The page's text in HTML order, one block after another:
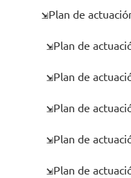
⇲Plan de
⇲Plan de
⇲Plan de
⇲Plan de
⇲Plan de
⇲Plan de